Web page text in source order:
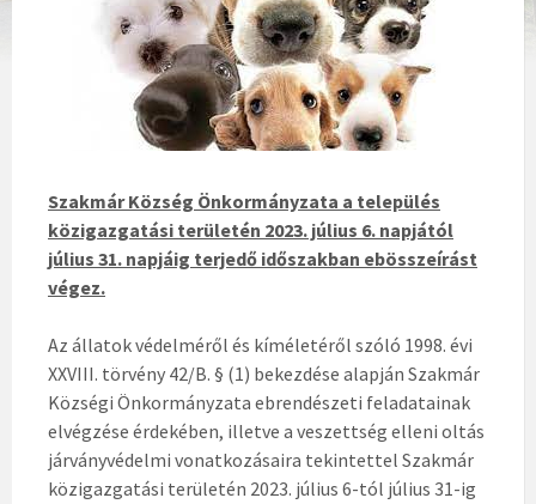
Szakmár Község Önkormányzata a település
közigazgatási területén 2023. július 6. napjától
július 31. napjáig terjedő időszakban ebösszeírást
végez.
Az állatok védelméről és kíméletéről szóló 1998. évi
XXVIII. törvény 42/B. § (1) bekezdése alapján Szakmár
Községi Önkormányzata ebrendészeti feladatainak
elvégzése érdekében, illetve a veszettség elleni oltás
járványvédelmi vonatkozásaira tekintettel Szakmár
közigazgatási területén 2023. július 6-tól július 31-ig